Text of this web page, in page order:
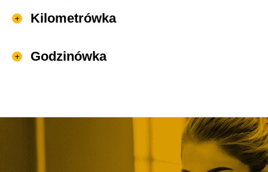
Kilometrówka
Godzinówka